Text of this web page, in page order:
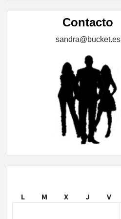
Contacto
sandra@bucket.es
L
M X J V